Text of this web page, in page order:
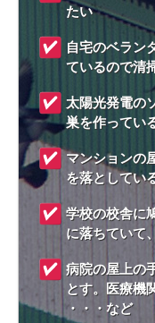
たい
自宅のベラン
ているので清
太陽光発電の
巣を作ってい
マンションの
を落としてい
学校の校舎に
に落ちていて
病院の屋上の
とす。医療機
・・・など